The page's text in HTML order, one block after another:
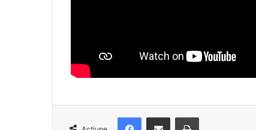
FacebookDistribuie prin e-mail Imprimare